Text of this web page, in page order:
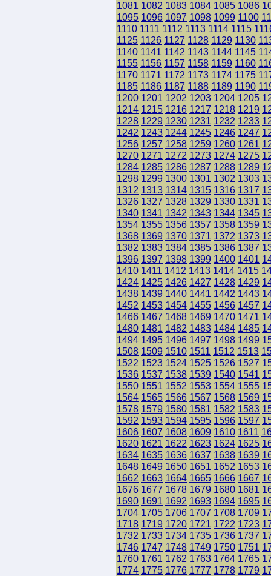
1081 1082 1083 1084 1085 1086
1095 1096 1097 1098 1099 1100
1110 1111 1112 1113 1114 1115
1125 1126 1127 1128 1129 1130
1140 1141 1142 1143 1144 1145
1155 1156 1157 1158 1159 1160
1170 1171 1172 1173 1174 1175
1185 1186 1187 1188 1189 1190
1200 1201 1202 1203 1204 1205
1214 1215 1216 1217 1218 1219
1228 1229 1230 1231 1232 1233
1242 1243 1244 1245 1246 1247
1256 1257 1258 1259 1260 1261
1270 1271 1272 1273 1274 1275
1284 1285 1286 1287 1288 1289
1298 1299 1300 1301 1302 1303
1312 1313 1314 1315 1316 1317
1326 1327 1328 1329 1330 1331
1340 1341 1342 1343 1344 1345
1354 1355 1356 1357 1358 1359
1368 1369 1370 1371 1372 1373
1382 1383 1384 1385 1386 1387
1396 1397 1398 1399 1400 1401
1410 1411 1412 1413 1414 1415
1424 1425 1426 1427 1428 1429
1438 1439 1440 1441 1442 1443
1452 1453 1454 1455 1456 1457
1466 1467 1468 1469 1470 1471
1480 1481 1482 1483 1484 1485
1494 1495 1496 1497 1498 1499
1508 1509 1510 1511 1512 1513
1522 1523 1524 1525 1526 1527
1536 1537 1538 1539 1540 1541
1550 1551 1552 1553 1554 1555
1564 1565 1566 1567 1568 1569
1578 1579 1580 1581 1582 1583
1592 1593 1594 1595 1596 1597
1606 1607 1608 1609 1610 1611
1620 1621 1622 1623 1624 1625
1634 1635 1636 1637 1638 1639
1648 1649 1650 1651 1652 1653
1662 1663 1664 1665 1666 1667
1676 1677 1678 1679 1680 1681
1690 1691 1692 1693 1694 1695
1704 1705 1706 1707 1708 1709
1718 1719 1720 1721 1722 1723
1732 1733 1734 1735 1736 1737
1746 1747 1748 1749 1750 1751
1760 1761 1762 1763 1764 1765
1774 1775 1776 1777 1778 1779